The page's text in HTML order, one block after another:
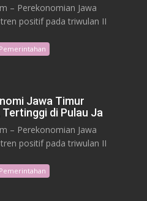
– Perekonomian Jawa
positif pada triwulan II
Pemerintahan
Jawa Timur
di Pulau Ja
– Perekonomian Jawa
positif pada triwulan II
Pemerintahan